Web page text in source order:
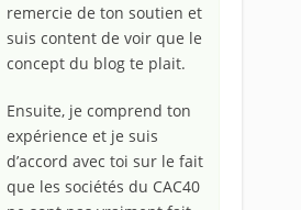
remercie de ton soutien et
suis content de voir que le
concept du blog te plait.
Ensuite, je comprend ton
expérience et je suis
d’accord avec toi sur le fait
que les sociétés du CAC40